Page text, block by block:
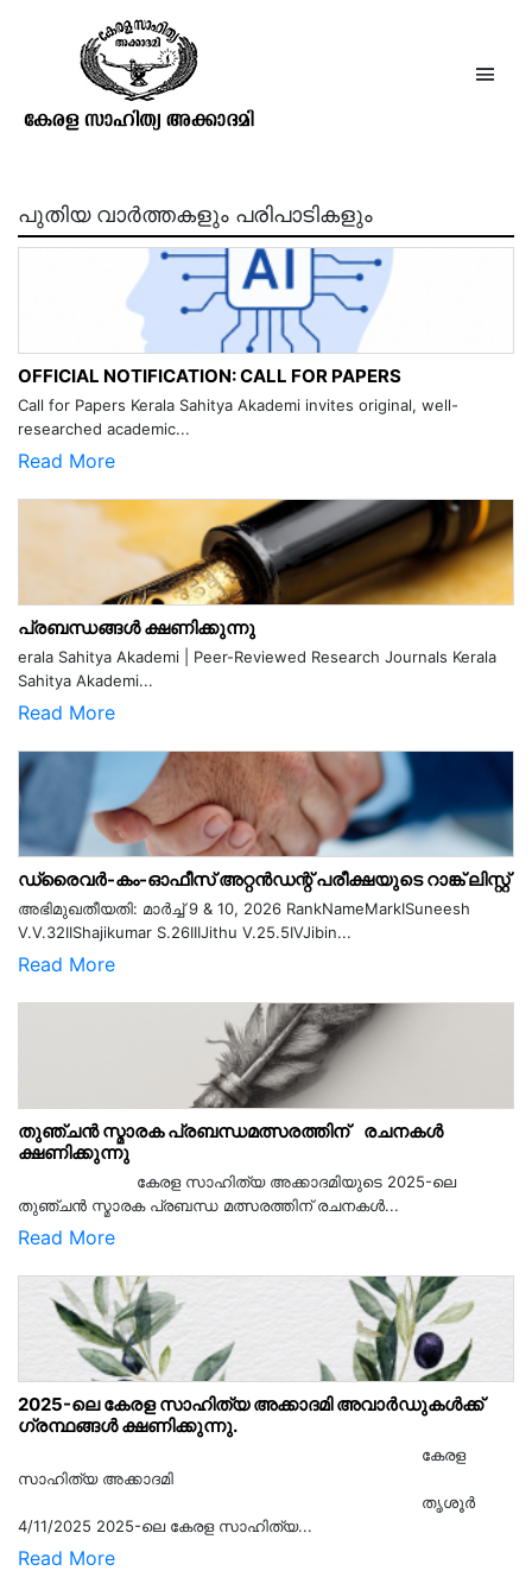
സി. ജി. ഗോപിനാഥ്
പുതിയ വാർത്തകളും പരിപാടികളും
OFFICIAL NOTIFICATION: CALL FOR PAPERS
Call for Papers Kerala Sahitya Akademi invites original, well-
researched academic...
Read More
പ്രബന്ധങ്ങൾ ക്ഷണിക്കുന്നു
erala Sahitya Akademi | Peer-Reviewed Research Journals Kerala
Sahitya Akademi...
Read More
ഡ്രൈവർ-കം-ഓഫീസ് അറ്റൻഡന്റ് പരീക്ഷയുടെ റാങ്ക് ലിസ്റ്റ്
അഭിമുഖതീയതി: മാർച്ച് 9 & 10, 2026 RankNameMarkISuneesh
V.V.32IIShajikumar S.26IIIJithu V.25.5IVJibin...
Read More
തുഞ്ചൻ സ്മാരക പ്രബന്ധമത്സരത്തിന് രചനകൾ
ക്ഷണിക്കുന്നു
കേരള സാഹിത്യ അക്കാദമിയുടെ 2025-ലെ
തുഞ്ചൻ സ്മാരക പ്രബന്ധ മത്സരത്തിന് രചനകൾ...
Read More
2025-ലെ കേരള സാഹിത്യ അക്കാദമി അവാർഡുകൾക്ക്
ഗ്രന്ഥങ്ങൾ ക്ഷണിക്കുന്നു.
കേരള
സാഹിത്യ അക്കാദമി
തൃശൂര്‍
4/11/2025 2025-ലെ കേരള സാഹിത്യ...
Read More